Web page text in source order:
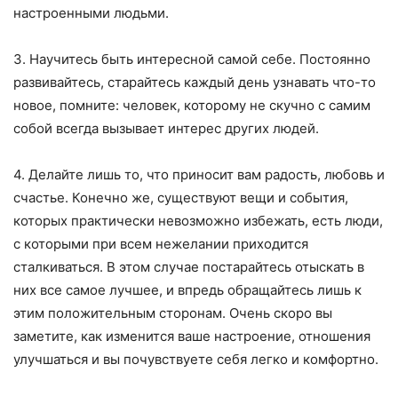
настроенными людьми.
3. Научитесь быть интересной самой себе. Постоянно
развивайтесь, старайтесь каждый день узнавать что-то
новое, помните: человек, которому не скучно с самим
собой всегда вызывает интерес других людей.
4. Делайте лишь то, что приносит вам радость, любовь и
счастье. Конечно же, существуют вещи и события,
которых практически невозможно избежать, есть люди,
с которыми при всем нежелании приходится
сталкиваться. В этом случае постарайтесь отыскать в
них все самое лучшее, и впредь обращайтесь лишь к
этим положительным сторонам. Очень скоро вы
заметите, как изменится ваше настроение, отношения
улучшаться и вы почувствуете себя легко и комфортно.